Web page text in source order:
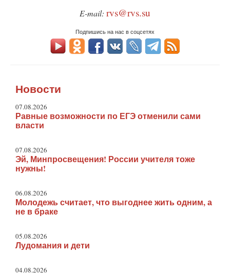
E-mail: rvs@rvs.su
Подпишись на нас в соцсетях
Новости
07.08.2026
Равные возможности по ЕГЭ отменили сами
власти
07.08.2026
Эй, Минпросвещения! России учителя тоже
нужны!
06.08.2026
Молодежь считает, что выгоднее жить одним, а
не в браке
05.08.2026
Лудомания и дети
04.08.2026